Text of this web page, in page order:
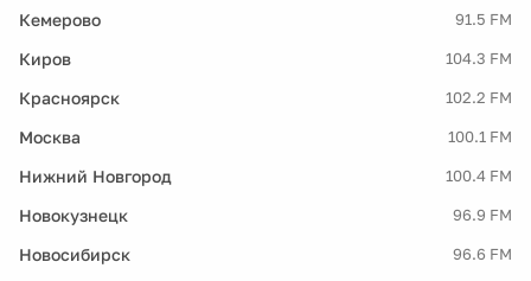
Кемерово 91.5 FM
Киров 104.3 FM
Красноярск 102.2 FM
Москва 100.1 FM
Нижний Новгород 100.4 FM
Новокузнецк 96.9 FM
Новосибирск 96.6 FM